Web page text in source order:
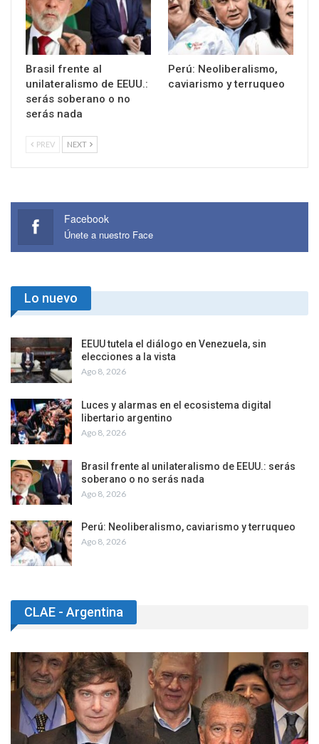
Brasil frente al
unilateralismo de EEUU.:
serás soberano o no
serás nada
Perú: Neoliberalismo,
caviarismo y terruqueo
PREV NEXT
Facebook
Únete a nuestro Face
Lo nuevo
EEUU tutela el diálogo en Venezuela, sin
elecciones a la vista
Ago 8, 2026
Luces y alarmas en el ecosistema digital
libertario argentino
Ago 8, 2026
Brasil frente al unilateralismo de EEUU.: serás
soberano o no serás nada
Ago 8, 2026
Perú: Neoliberalismo, caviarismo y terruqueo
Ago 8, 2026
CLAE - Argentina